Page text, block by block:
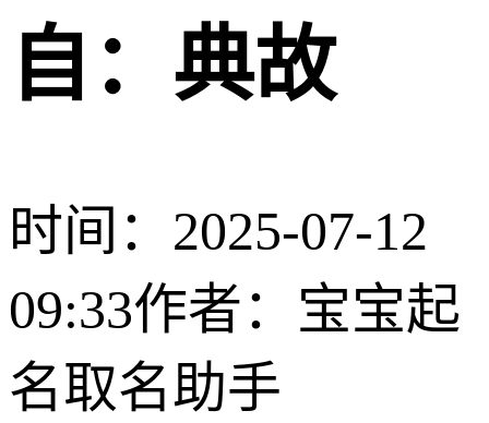
自：典故
时间：2025-07-12
09:33作者：宝宝起
名取名助手